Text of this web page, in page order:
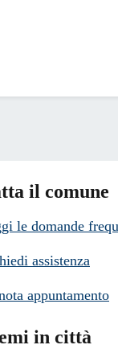
il comune
le domande
assistenza
appuntamento
in città